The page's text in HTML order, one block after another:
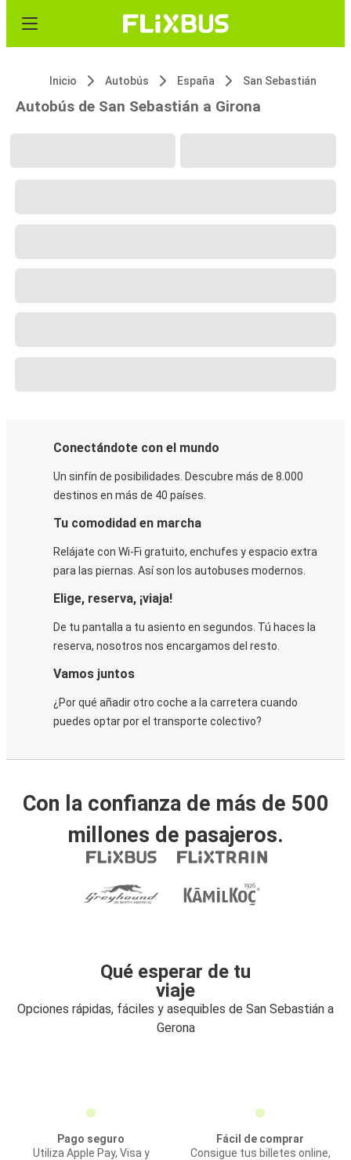
Inicio Autobús España San Sebastián
Autobús de San Sebastián a Girona
Conectándote con el mundo
Un sinfín de posibilidades. Descubre más de 8.000
destinos en más de 40 países.
Tu comodidad en marcha
Relájate con Wi-Fi gratuito, enchufes y espacio extra
para las piernas. Así son los autobuses modernos.
Elige, reserva, ¡viaja!
De tu pantalla a tu asiento en segundos. Tú haces la
reserva, nosotros nos encargamos del resto.
Vamos juntos
¿Por qué añadir otro coche a la carretera cuando
puedes optar por el transporte colectivo?
Con la confianza de más de 500
millones de pasajeros.
Qué esperar de tu
viaje
Opciones rápidas, fáciles y asequibles de San Sebastián a
Gerona
Pago seguro
Utiliza Apple Pay, Visa y
Fácil de comprar
Consigue tus billetes online,